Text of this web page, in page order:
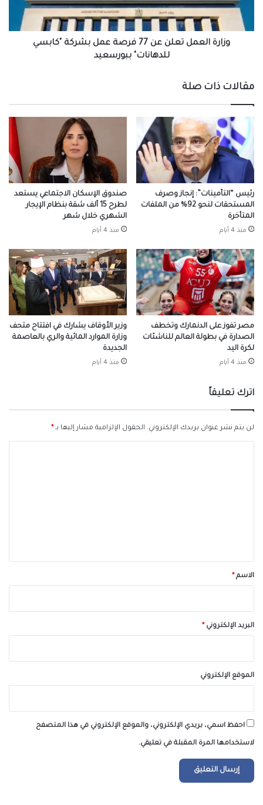
عمل
بشركة
"كابسي
للدهانات"
وزارة العمل تعلن عن 77 فرصة عمل بشركة "كابسي
للدهانات" ببورسعيد
مقالات ذات صلة
رئيس “التأمينات”: إنجاز وصرف
المستحقات لنحو 92% من الملفات
المتأخرة
منذ 4 أيام
صندوق الإسكان الاجتماعي يستعد
لطرح 15 ألف شقة بنظام الإيجار
الشهري خلال شهر
منذ 4 أيام
مصر تفوز على الدنمارك وتخطف
الصدارة في بطولة العالم للناشئات
لكرة اليد
منذ 4 أيام
وزير الأوقاف يشارك في افتتاح متحف
وزارة الموارد المائية والري بالعاصمة
الجديدة
منذ 4 أيام
اترك تعليقاً
لن يتم نشر عنوان بريدك الإلكتروني. الحقول الإلزامية مشار إليها بـ *
*الاسم *
البريد الإلكتروني *
الموقع الإلكتروني
احفظ اسمي، بريدي الإلكتروني، والموقع الإلكتروني في هذا المتصفح
لاستخدامها المرة المقبلة في تعليقي.